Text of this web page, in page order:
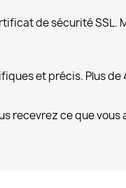
de sécurité SSL.
et précis. Plus de
recevrez ce que vous